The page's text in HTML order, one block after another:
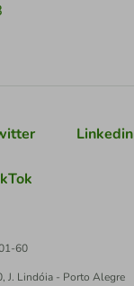
Linkedin
60
J. Lindóia - Porto Alegre